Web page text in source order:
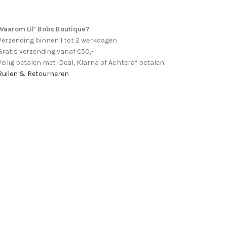
Lil’ Bobs Boutique?
binnen 1 tot 2 werkdagen
verzending vanaf €50,-
betalen met iDeal, Klarna of Achteraf betalen
& Retourneren